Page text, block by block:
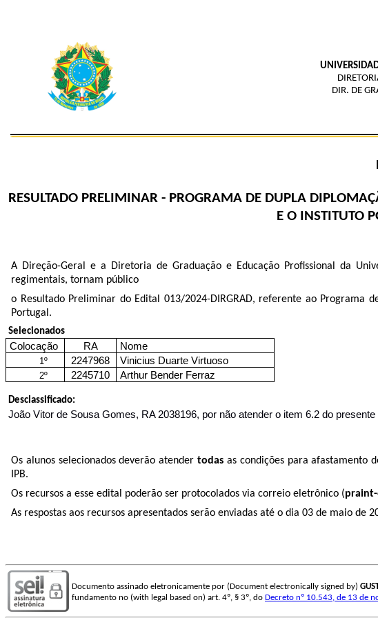
DIR. DE
RESULTADO PRELIMINAR - PROGRAMA DE DUPLA
E O INSTITUTO
A Direção-Geral e a Diretoria de Graduação e Educação Profissional da
regimentais, tornam público
o Resultado Preliminar do Edital 013/2024-DIRGRAD, referente ao Programa
Portugal.
Selecionados
Colocação RA Nome
1º 2247968 Vinicius Duarte Virtuoso
2º 2245710 Arthur Bender Ferraz
Desclassificado:
João Vitor de Sousa Gomes, RA 2038196, por não atender o item 6.2 do presente
Os alunos selecionados deverão atendertodas as condições para afastamento
IPB.
Os recursos a esse edital poderão ser protocolados via correio eletrônico (
As respostas aos recursos apresentados serão enviadas até o dia 03 de maio
Documento assinado eletronicamente por (Document electronically signed by)
fundamento no (with legal based on) art. 4º, § 3º, do Decreto nº 10.543, de 13 de